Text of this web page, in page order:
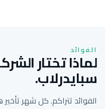
الفوائد
لماذا تختار
سبايدرلاب.
الفوائد تتراكم. كل شهر